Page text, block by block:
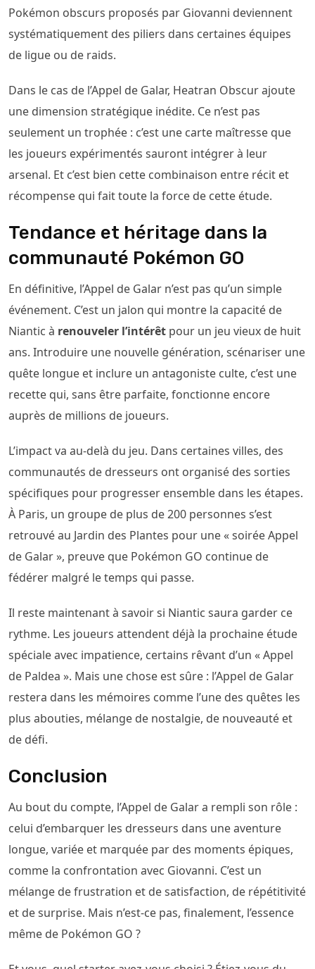
Pokémon obscurs proposés par Giovanni deviennent
systématiquement des piliers dans certaines équipes
de ligue ou de raids.
Dans le cas de l’Appel de Galar, Heatran Obscur ajoute
une dimension stratégique inédite. Ce n’est pas
seulement un trophée : c’est une carte maîtresse que
les joueurs expérimentés sauront intégrer à leur
arsenal. Et c’est bien cette combinaison entre récit et
récompense qui fait toute la force de cette étude.
Tendance et héritage dans la
communauté Pokémon GO
En définitive, l’Appel de Galar n’est pas qu’un simple
événement. C’est un jalon qui montre la capacité de
Niantic à renouveler l’intérêt pour un jeu vieux de huit
ans. Introduire une nouvelle génération, scénariser une
quête longue et inclure un antagoniste culte, c’est une
recette qui, sans être parfaite, fonctionne encore
auprès de millions de joueurs.
L’impact va au-delà du jeu. Dans certaines villes, des
communautés de dresseurs ont organisé des sorties
spécifiques pour progresser ensemble dans les étapes.
À Paris, un groupe de plus de 200 personnes s’est
retrouvé au Jardin des Plantes pour une « soirée Appel
de Galar », preuve que Pokémon GO continue de
fédérer malgré le temps qui passe.
Il reste maintenant à savoir si Niantic saura garder ce
rythme. Les joueurs attendent déjà la prochaine étude
spéciale avec impatience, certains rêvant d’un « Appel
de Paldea ». Mais une chose est sûre : l’Appel de Galar
restera dans les mémoires comme l’une des quêtes les
plus abouties, mélange de nostalgie, de nouveauté et
de défi.
Conclusion
Au bout du compte, l’Appel de Galar a rempli son rôle :
celui d’embarquer les dresseurs dans une aventure
longue, variée et marquée par des moments épiques,
comme la confrontation avec Giovanni. C’est un
mélange de frustration et de satisfaction, de répétitivité
et de surprise. Mais n’est-ce pas, finalement, l’essence
même de Pokémon GO ?